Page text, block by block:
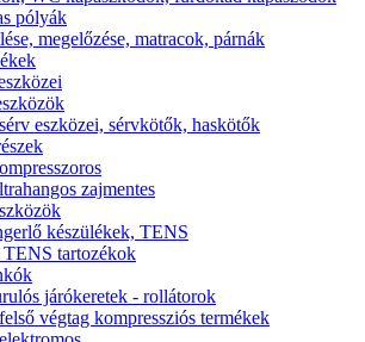
pólyák
megelőzése, matracok, párnák
eszközei, sérvkötők, haskötők
zajmentes
készülékek, TENS
tartozékok
járókeretek - rollátorok
végtag kompressziós termékek